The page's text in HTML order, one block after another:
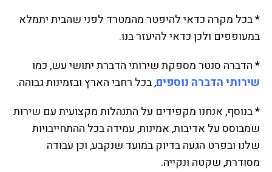
* בכל מקרה כדאי להיפטר מהמטרד לפני שהבית יתמלא
במעופפים ולכן כדאי להיעזר בנו.
* הדברה סנטר מספקת שירותי הדברת יתושי עש, כמו
שירותי הדברה נוספים, בכל רחבי הארץ ובזמינות גבוהה.
* בנוסף, אנחנו מקפידים על התנהלות מקצועית עם שירות
שמבוסס על אדיבות, אמינות, עמידה בכל ההתחייבויות
שלנו ובפרט הגעה בדיוק במועד שנקבע, וכן עבודה
מסודרת, שקטה ונקייה.